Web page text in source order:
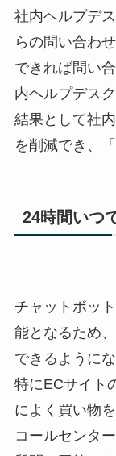
社内ヘルプデ
らの問い合わ
できれば問い
内ヘルプデス
結果として社
を削減でき、
24時間いつ
チャットボッ
能となるため
できるようにな
特にECサイト
によく買い物
コールセンタ